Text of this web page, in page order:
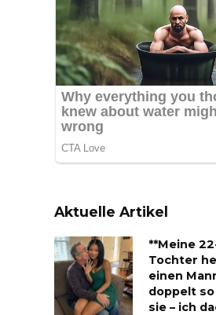
Aktuelle Artikel
**Meine
Tochter
einen
doppelt
sie – ich